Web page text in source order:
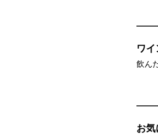
ワ
飲ん
お気